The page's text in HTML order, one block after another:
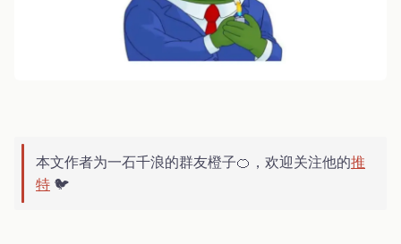
本文作者为一石千浪的群友橙子🍊，欢迎关注他的推
特 🐦